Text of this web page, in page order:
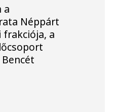
a
Néppárt
frakciója, a